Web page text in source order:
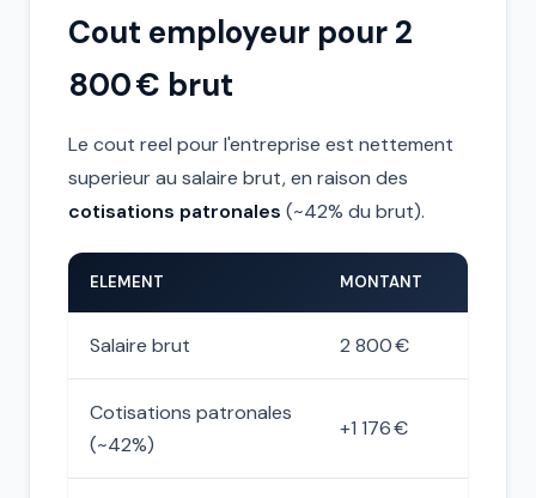
Cout employeur pour 2
800 € brut
Le cout reel pour l'entreprise est nettement
superieur au salaire brut, en raison des
cotisations patronales (~42% du brut).
ELEMENT MONTANT
Salaire brut 2 800 €
Cotisations patronales
(~42%)
+1 176 €